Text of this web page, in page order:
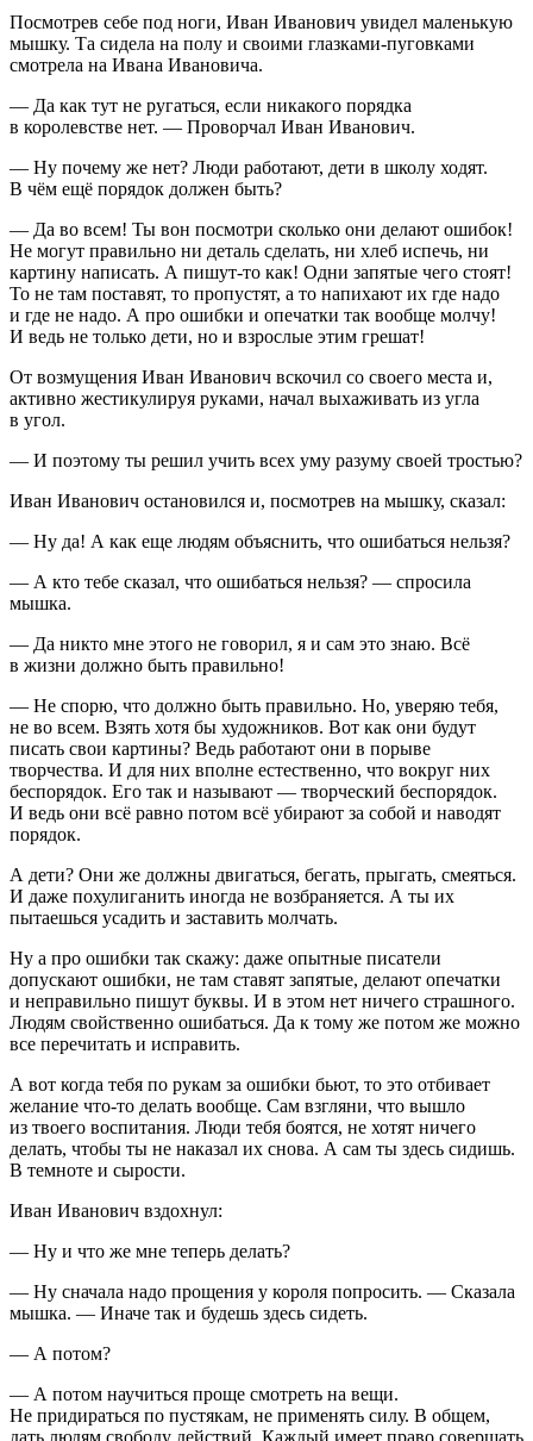
Посмотрев себе под ноги, Иван Иванович увидел маленькую
мышку. Та сидела на полу и своими глазками-пуговками
смотрела на Ивана Ивановича.
— Да как тут не ругаться, если никакого порядка
в королевстве нет. — Проворчал Иван Иванович.
— Ну почему же нет? Люди работают, дети в школу ходят.
В чём ещё порядок должен быть?
— Да во всем! Ты вон посмотри сколько они делают ошибок!
Не могут правильно ни деталь сделать, ни хлеб испечь, ни
картину написать. А пишут-то как! Одни запятые чего стоят!
То не там поставят, то пропустят, а то напихают их где надо
и где не надо. А про ошибки и опечатки так вообще молчу!
И ведь не только дети, но и взрослые этим грешат!
От возмущения Иван Иванович вскочил со своего места и,
активно жестикулируя руками, начал выхаживать из угла
в угол.
— И поэтому ты решил учить всех уму разуму своей тростью?
Иван Иванович остановился и, посмотрев на мышку, сказал:
— Ну да! А как еще людям объяснить, что ошибаться нельзя?
— А кто тебе сказал, что ошибаться нельзя? — спросила
мышка.
— Да никто мне этого не говорил, я и сам это знаю. Всё
в жизни должно быть правильно!
— Не спорю, что должно быть правильно. Но, уверяю тебя,
не во всем. Взять хотя бы художников. Вот как они будут
писать свои картины? Ведь работают они в порыве
творчества. И для них вполне естественно, что вокруг них
беспорядок. Его так и называют — творческий беспорядок.
И ведь они всё равно потом всё убирают за собой и наводят
порядок.
А дети? Они же должны двигаться, бегать, прыгать, смеяться.
И даже похулиганить иногда не возбраняется. А ты их
пытаешься усадить и заставить молчать.
Ну а про ошибки так скажу: даже опытные писатели
допускают ошибки, не там ставят запятые, делают опечатки
и неправильно пишут буквы. И в этом нет ничего страшного.
Людям свойственно ошибаться. Да к тому же потом же можно
все перечитать и исправить.
А вот когда тебя по рукам за ошибки бьют, то это отбивает
желание что-то делать вообще. Сам взгляни, что вышло
из твоего воспитания. Люди тебя боятся, не хотят ничего
делать, чтобы ты не наказал их снова. А сам ты здесь сидишь.
В темноте и сырости.
Иван Иванович вздохнул:
— Ну и что же мне теперь делать?
— Ну сначала надо прощения у короля попросить. — Сказала
мышка. — Иначе так и будешь здесь сидеть.
— А потом?
— А потом научиться проще смотреть на вещи.
Не придираться по пустякам, не применять силу. В общем,